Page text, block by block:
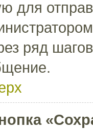
для
ряд